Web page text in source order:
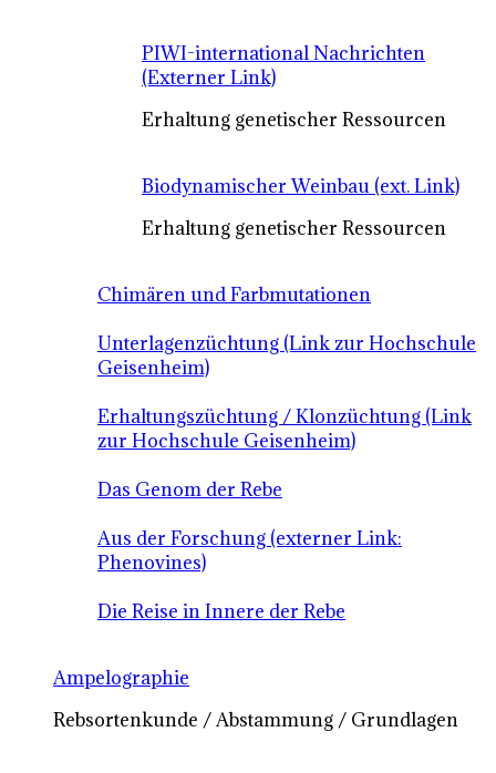
PIWI-international Nachrichten
(Externer Link)
Erhaltung genetischer Ressourcen
Biodynamischer Weinbau (ext. Link)
Erhaltung genetischer Ressourcen
Chimären und Farbmutationen
Unterlagenzüchtung (Link zur Hochschule
Geisenheim)
Erhaltungszüchtung / Klonzüchtung (Link
zur Hochschule Geisenheim)
Das Genom der Rebe
Aus der Forschung (externer Link:
Phenovines)
Die Reise in Innere der Rebe
Ampelographie
Rebsortenkunde / Abstammung / Grundlagen